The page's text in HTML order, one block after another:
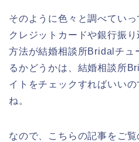
そのように色々と調べていっ
クレジットカードや銀行振
方法が結婚相談所Bridalチュ
るかどうかは、結婚相談所
イトをチェックすればいい
ね。
なので、こちらの記事をご